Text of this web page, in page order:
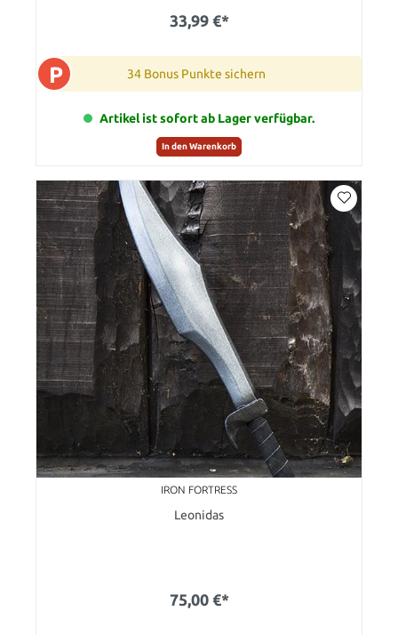
33,99 €*
P 34 Bonus Punkte sichern
Artikel ist sofort ab Lager verfügbar.
In den Warenkorb
IRON FORTRESS
Leonidas
75,00 €*